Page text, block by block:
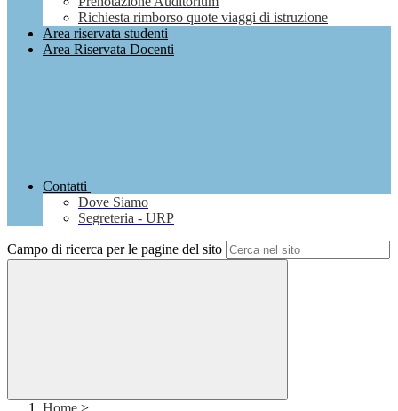
Richiesta rimborso quote viaggi di istruzione
Area riservata studenti
Area Riservata Docenti
Contatti
Dove Siamo
Segreteria - URP
Campo di ricerca per le pagine del sito